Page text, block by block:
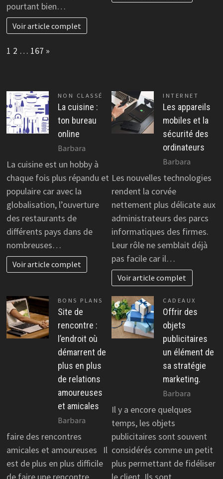
pourtant bien…
Voir article complet
Page:
1 2 … 167 Next
»
NON CLASSÉ
La cuisine :
ton bureau
online
Barbara
La cuisine est un hobby à
chaque fois plus répandu et
populaire car avec la
globalisation, l’ouverture
des restaurants de
différents pays dans de
nombreuses…
Voir article complet
INTERNET
Les appareils
mobiles et la
sécurité des
ordinateurs
Barbara
Les nouvelles technologies
rendent la corvée
nettement plus délicate aux
administrateurs des parcs
informatiques des firmes.
Leur rôle ne semblait déjà
pas facile car il…
Voir article complet
BONS PLANS
Site de
rencontre :
l’endroit où
démarrent de
plus en plus
de relations
amoureuses
et amicales
Barbara
faire des rencontres
amicales et amoureuses Il
est de plus en plus difficile
CADEAUX
Offrir des
objets
publicitaires
un élément de
sa stratégie
marketing.
Barbara
Il y a encore quelques
temps, les objets
publicitaires sont souvent
considérés comme un petit
plus permettant de fidéliser